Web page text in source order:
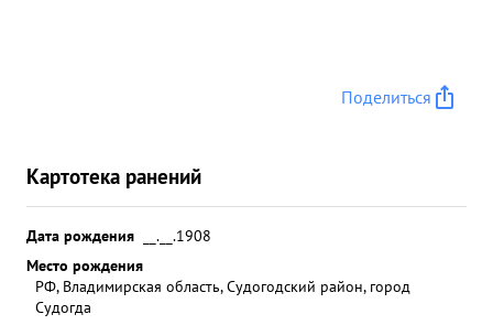
Поделиться
Картотека ранений
Дата рождения
__.__.1908
Место рождения
РФ, Владимирская область, Судогодский район, город
Судогда